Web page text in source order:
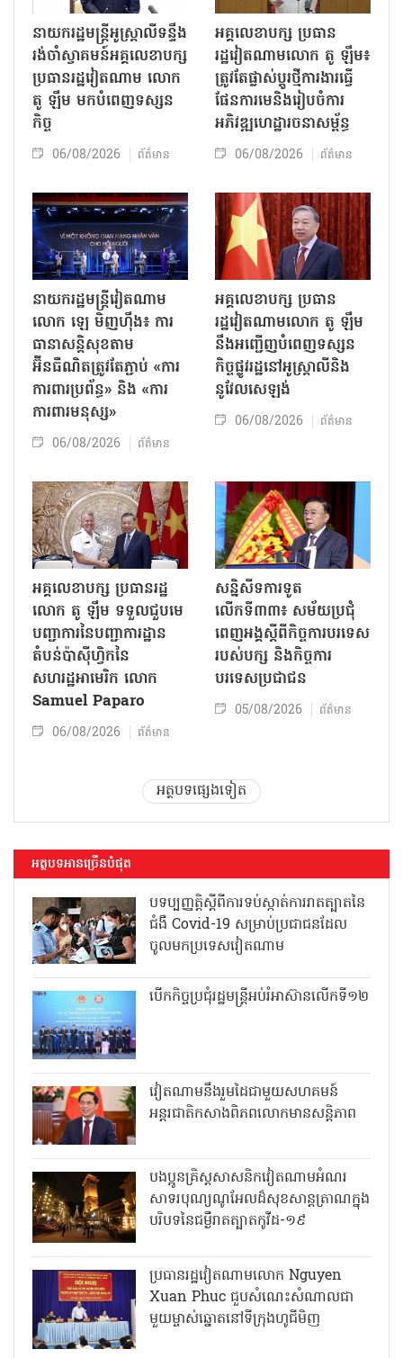
នាយករដ្ឋមន្ត្រីអូស្ត្រាលីទន្ទឹង
រង់ចាំស្វាគមន៍អគ្គលេខាបក្ស
ប្រធានរដ្ឋវៀតណាម លោក
តូ ឡឹម មកបំពេញទស្សន
កិច្ច
06/08/2026 ព័ត៌មាន
អគ្គលេខាបក្ស ប្រធាន
រដ្ឋវៀតណាមលោក តូ ឡឹម៖
ត្រូវតែផ្លាស់ប្ដូរថ្មីការងារធ្វើ
ផែនការមេនិងរៀបចំការ
អភិវឌ្ឍហេដ្ឋារចនាសម្ព័ន្ធ
06/08/2026 ព័ត៌មាន
នាយករដ្ឋមន្ត្រីវៀតណាម
លោក ឡេ មិញហ៊ឹង៖ ការ
ធានាសន្តិសុខតាម
អ៊ីនធឺណិតត្រូវតែភ្ជាប់ «ការ
ការពារប្រព័ន្ធ» និង «ការ
ការពារមនុស្ស»
06/08/2026 ព័ត៌មាន
អគ្គលេខាបក្ស ប្រធាន
រដ្ឋវៀតណាមលោក តូ ឡឹម
នឹងអញ្ជើញបំពេញទស្សន
កិច្ចផ្លូវរដ្ឋនៅអូស្ត្រាលីនិង
នូវែលសេឡង់
06/08/2026 ព័ត៌មាន
អគ្គលេខាបក្ស ប្រធានរដ្ឋ
លោក តូ ឡឹម ទទួលជួបមេ
បញ្ជាការនៃបញ្ជាការដ្ឋាន
តំបន់ប៉ាស៊ីហ្វិកនៃ
សហរដ្ឋអាមេរិក លោក
Samuel Paparo
06/08/2026 ព័ត៌មាន
សន្និសីទការទូត
លើកទី៣៣៖ សម័យប្រជុំ
ពេញអង្គស្តីពីកិច្ច​ការបរទេស
របស់​បក្ស និងកិច្ច​ការ
បរទេសប្រជាជន
05/08/2026 ព័ត៌មាន
អត្ថបទផ្សេងទៀត
អត្ថបទអានច្រើនបំផុត
បទប្បញ្ញត្តិស្តីពីការទប់ស្កាត់ការរាតត្បាតនៃ
ជំងឺ Covid-19 សម្រាប់ប្រជាជនដែល
ចូលមកប្រទេសវៀតណាម
បើកកិច្ចប្រជុំរដ្ឋមន្ត្រីអប់រំអាស៊ានលើកទី១២
វៀតណាមនឹងរួមដៃជាមួយសហគមន៍
អន្តរជាតិកសាងពិភពលោកមានសន្តិភាព
បងប្អូនគ្រិស្តសាសនិកវៀតណាមអំណរ
សាទរបុណ្យណូអែលដ៏សុខសាន្តត្រាណក្នុង
បរិបទនៃជម្ងឺរាតត្បាតកូវីដ-១៩
ប្រធានរដ្ឋវៀតណាមលោក Nguyen
Xuan Phuc ជួបសំណេះសំណាលជា
មួយម្ចាស់ឆ្នោតនៅទីក្រុងហូជីមិញ